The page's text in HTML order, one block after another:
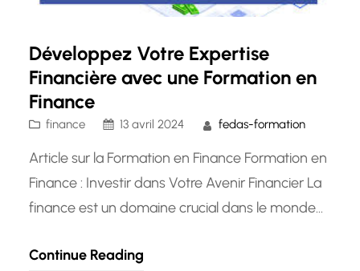
Développez Votre Expertise
Financière avec une Formation en
Finance
finance 13 avril 2024 fedas-formation
Article sur la Formation en Finance Formation en
Finance : Investir dans Votre Avenir Financier La
finance est un domaine crucial dans le monde
professionnel cherchant à approfondir vos
Continue Reading